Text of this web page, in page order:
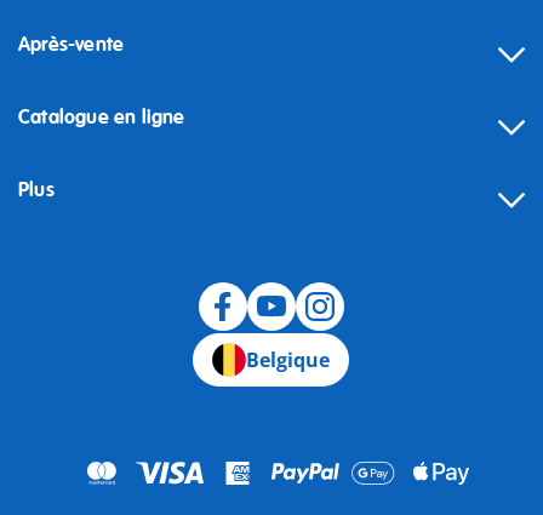
Après-vente
Catalogue en ligne
Plus
Belgique